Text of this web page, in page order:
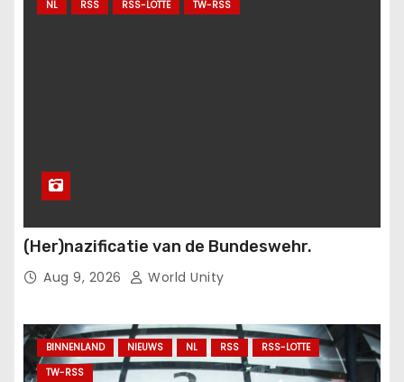
NL
RSS RSS-LOTTE TW-RSS
(Her)nazificatie van de Bundeswehr.
Aug 9, 2026 World Unity
BINNENLAND NIEUWS NL RSS
RSS-LOTTE
TW-RSS